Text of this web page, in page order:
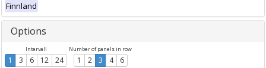
Finnland
Options
Intervall
1 3 6 12 24
Number of panels in row
1 2 3 4 6